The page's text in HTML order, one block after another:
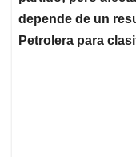
depende de un
Petrolera para